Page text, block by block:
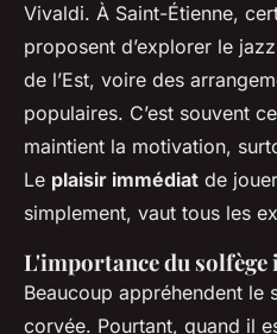
Vivaldi. À Saint-Étienne,
proposent d’explorer le
de l’Est, voire des
populaires. C’est souvent
maintient la motivation,
Le plaisir immédiat de
simplement, vaut tous les
L'importance du solfège
Beaucoup appréhendent le
corvée. Pourtant, quand il